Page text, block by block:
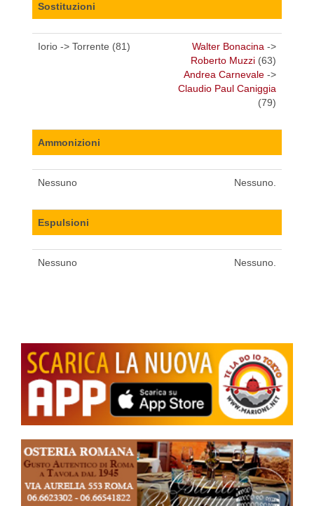
Sostituzioni
Iorio -> Torrente (81) Walter Bonacina ->
Roberto Muzzi (63)
Andrea Carnevale ->
Claudio Paul Caniggia
(79)
Ammonizioni
Nessuno Nessuno.
Espulsioni
Nessuno Nessuno.